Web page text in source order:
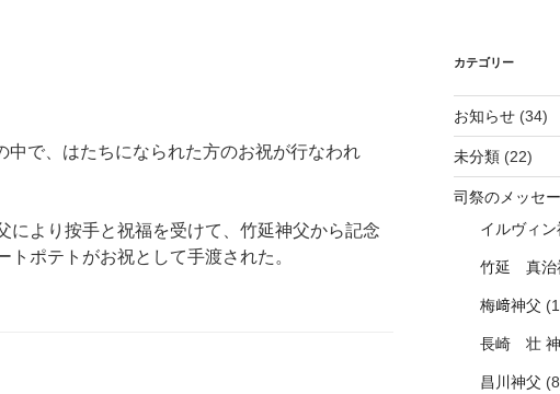
中で、はたちになられた方のお祝が行なわれ
により按手と祝福を受けて、竹延神父から記念
トポテトがお祝として手渡された。
カテゴリー
お知らせ(34)
未分類(22)
司祭のメッセ
イルヴィン
竹延 真治
梅﨑神父
長崎 壮
昌川神父